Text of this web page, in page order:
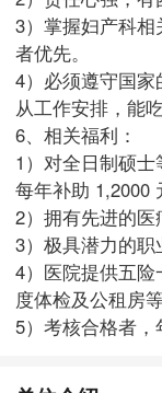
3）掌握妇产科
者优先。
4）必须遵守国
从工作安排，能
6、相关福利：
1）对全日制硕士
每年补助 1,2000
2）拥有先进的医
3）极具潜力的职
4）医院提供五
度体检及公租房等
5）考核合格者，